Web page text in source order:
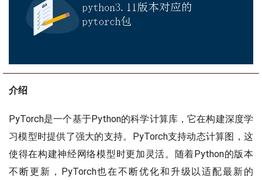
介绍
PyTorch是一个基于Python的科学计算库，它在构建深度学
习模型时提供了强大的支持。PyTorch支持动态计算图，这
使得在构建神经网络模型时更加灵活。随着Python的版本
不断更新，PyTorch也在不断优化和升级以适配最新的